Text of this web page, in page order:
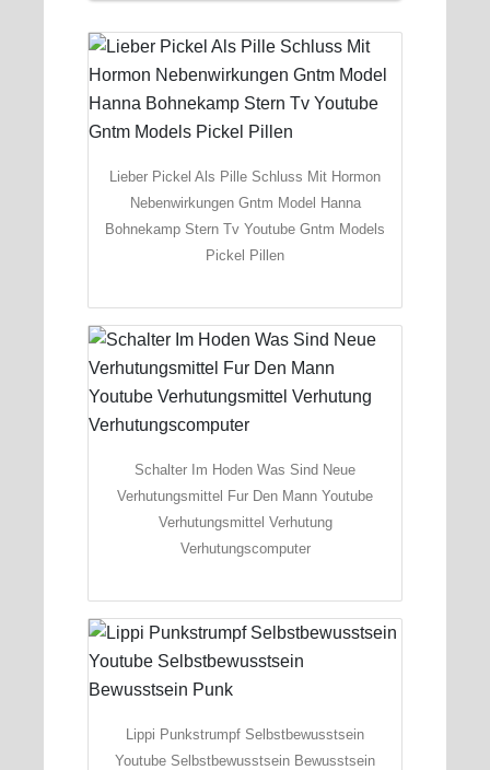
Lieber Pickel Als Pille Schluss Mit Hormon
Nebenwirkungen Gntm Model Hanna
Bohnekamp Stern Tv Youtube Gntm Models
Pickel Pillen
Schalter Im Hoden Was Sind Neue
Verhutungsmittel Fur Den Mann Youtube
Verhutungsmittel Verhutung
Verhutungscomputer
Lippi Punkstrumpf Selbstbewusstsein
Youtube Selbstbewusstsein Bewusstsein